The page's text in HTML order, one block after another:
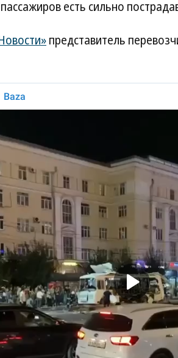
есть сильно
представитель